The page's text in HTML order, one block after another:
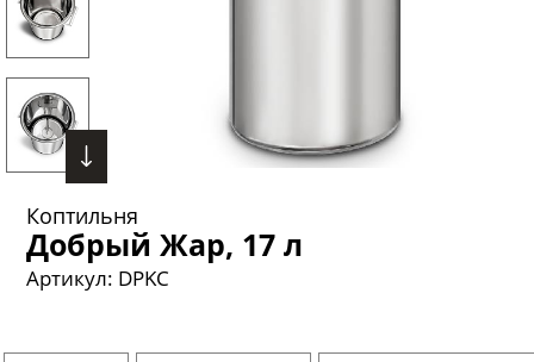
Коптильня
Добрый Жар, 17 л
Артикул: DPKC